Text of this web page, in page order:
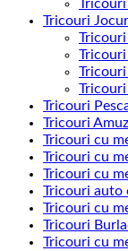
Tricouri
Tricouri
Tricouri
Tricouri cu
Tricouri cu
Tricouri cu
Tricouri auto
Tricouri cu
Tricouri
Tricouri cu